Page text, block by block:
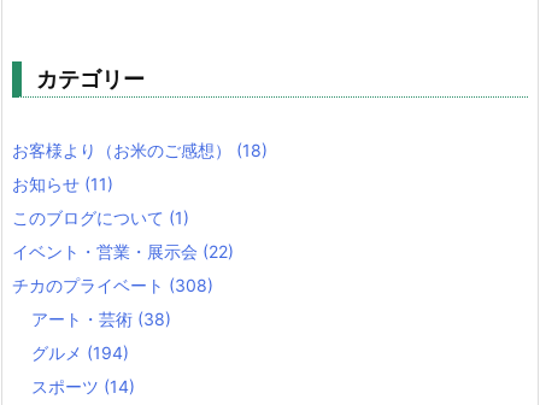
カテゴリー
お客様より（お米のご感想） (18)
お知らせ (11)
このブログについて (1)
イベント・営業・展示会 (22)
チカのプライベート (308)
アート・芸術 (38)
グルメ (194)
スポーツ (14)